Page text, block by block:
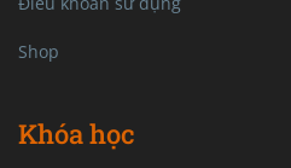
Shop
Khóa học